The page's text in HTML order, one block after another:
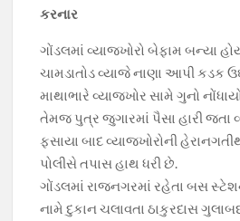
કરનાર
ગોંડલમાં વ્યાજખોરો બેફામ બન્યા
ચામડાતોડ વ્યાજે નાણા આપી કડક
માથાભારે વ્યાજખોર સામે ગુનો
તેમજ પુત્ર જુગારમાં પૈસા હારી જતા
ફસાયા બાદ વ્યાજખોરોની
પોલીસે તપાસ હાથ ધરી છે.
ગોંડલમાં રાજનગરમાં રહેતા બસ
નામે દુકાન ચલાવતા ઠાકુરદાસ